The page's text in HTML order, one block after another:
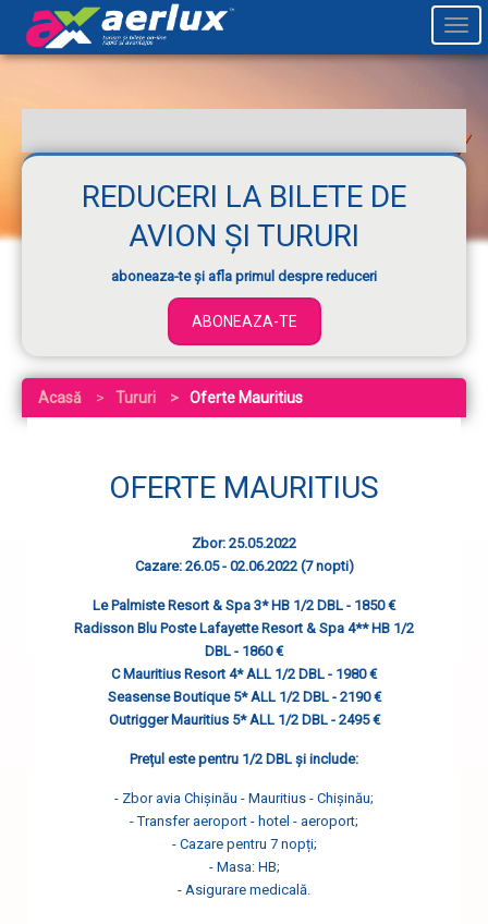
REDUCERI LA BILETE DE
AVION ȘI TURURI
aboneaza-te și afla primul despre reduceri
ABONEAZA-TE
Acasă Tururi Oferte Mauritius
OFERTE MAURITIUS
Zbor: 25.05.2022
Cazare: 26.05 - 02.06.2022 (7 nopti)
Le Palmiste Resort & Spa 3* HB 1/2 DBL - 1850 €
Radisson Blu Poste Lafayette Resort & Spa 4** HB 1/2
DBL - 1860 €
C Mauritius Resort 4* ALL 1/2 DBL - 1980 €
Seasense Boutique 5* ALL 1/2 DBL - 2190 €
Outrigger Mauritius 5* ALL 1/2 DBL - 2495 €
Prețul este pentru 1/2 DBL și include:
- Zbor avia Chișinău - Mauritius - Chișinău;
- Transfer aeroport - hotel - aeroport;
- Cazare pentru 7 nopți;
- Masa: HB;
- Asigurare medicală.